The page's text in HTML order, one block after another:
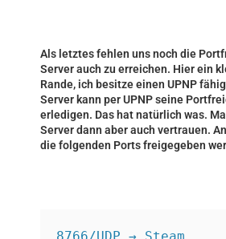
Als letztes fehlen uns noch die
Server auch zu erreichen. Hier ein
Rande, ich besitze einen UPNP
Server kann per UPNP seine
erledigen. Das hat natürlich was.
Server dann aber auch vertrauen.
die folgenden Ports freigegeben